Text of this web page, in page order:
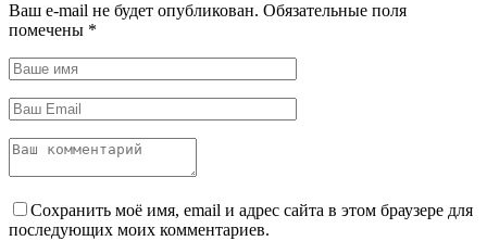
Ваш e-mail не будет опубликован. Обязательные поля
помечены *
Сохранить моё имя, email и адрес сайта в этом браузере для
последующих моих комментариев.